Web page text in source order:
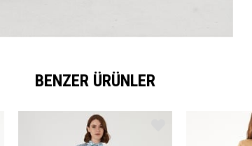
BENZER ÜRÜNLER